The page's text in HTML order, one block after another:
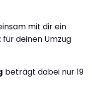
mit dir ein
für deinen Umzug
beträgt dabei nur 19